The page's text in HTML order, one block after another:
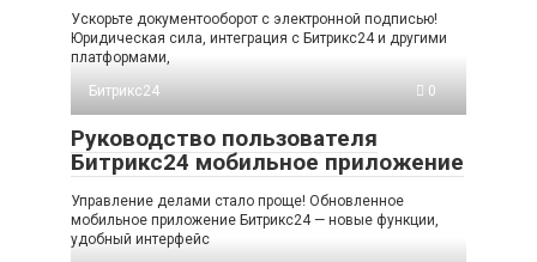
Ускорьте документооборот с электронной подписью!
Юридическая сила, интеграция с Битрикс24 и другими
платформами,
Битрикс24
0
Руководство пользователя
Битрикс24 мобильное приложение
Управление делами стало проще! Обновленное
мобильное приложение Битрикс24 — новые функции,
удобный интерфейс